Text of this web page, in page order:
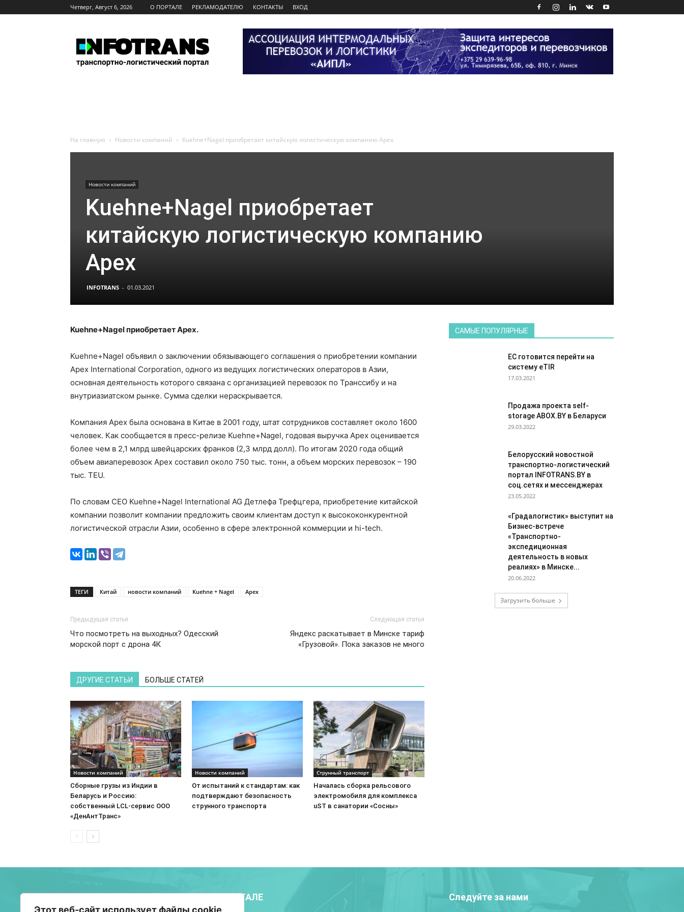
Этот веб-сайт использует файлы cookie
Четверг, Август 6, 2026 О ПОРТАЛЕ РЕКЛАМОДАТЕЛЮ КОНТАКТЫ ВХОД
На главную Новости компаний Kuehne+Nagel приобретает китайскую логистическую компанию Apex
Новости компаний
Kuehne+Nagel приобретает
китайскую логистическую компанию
Apex
INFOTRANS - 01.03.2021
Kuehne+Nagel приобретает Apex.
Kuehne+Nagel объявил о заключении обязывающего соглашения о приобретении компании
Apex International Corporation, одного из ведущих логистических операторов в Азии,
основная деятельность которого связана с организацией перевозок по Транссибу и на
внутриазиатском рынке. Сумма сделки нераскрывается.
Компания Apex была основана в Китае в 2001 году, штат сотрудников составляет около 1600
человек. Как сообщается в пресс-релизе Kuehne+Nagel, годовая выручка Apex оценивается
более чем в 2,1 млрд швейцарских франков (2,3 млрд долл). По итогам 2020 года общий
объем авиаперевозок Apex составил около 750 тыс. тонн, а объем морских перевозок – 190
тыс. TEU.
По словам CEO Kuehne+Nagel International AG Детлефа Трефцгера, приобретение китайской
компании позволит компании предложить своим клиентам доступ к высококонкурентной
логистической отрасли Азии, особенно в сфере электронной коммерции и hi-tech.
ТЕГИ Китай новости компаний Kuehne + Nagel Apex
Предыдущая статья
Что посмотреть на выходных? Одесский
морской порт с дрона 4К
Следующая статья
Яндекс раскатывает в Минске тариф
«Грузовой». Пока заказов не много
ДРУГИЕ СТАТЬИ БОЛЬШЕ СТАТЕЙ
Новости компаний
Сборные грузы из Индии в
Беларусь и Россию:
собственный LCL-сервис ООО
«ДенАнтТранс»
Новости компаний
От испытаний к стандартам: как
подтверждают безопасность
струнного транспорта
Струнный транспорт
Началась сборка рельсового
электромобиля для комплекса
uST в санатории «Сосны»
САМЫЕ ПОПУЛЯРНЫЕ
ЕС готовится перейти на
систему eTIR
17.03.2021
Продажа проекта self-
storage ABOX.BY в Беларуси
29.03.2022
Белорусский новостной
транспортно-логистический
портал INFOTRANS.BY в
соц.сетях и мессенджерах
23.05.2022
«Градалогистик» выступит на
Бизнес-встрече
«Транспортно-
экспедиционная
деятельность в новых
реалиях» в Минске...
20.06.2022
Загрузить больше
О ПОРТАЛЕ Следуйте за нами